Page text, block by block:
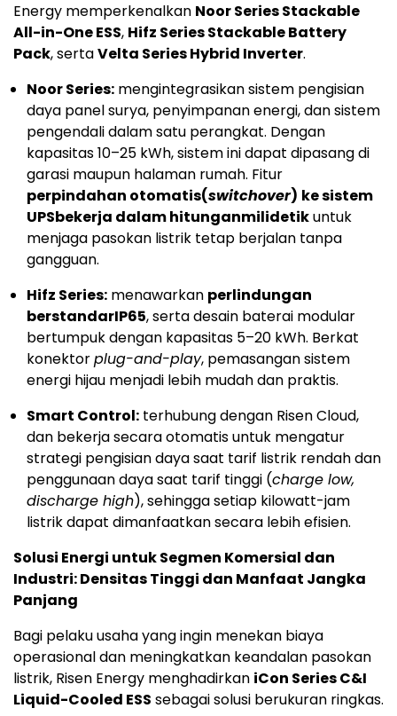
Energy memperkenalkan Noor Series Stackable
All-in-One ESS, Hifz Series Stackable Battery
Pack, sertaVelta Series Hybrid Inverter.
Noor Series: mengintegrasikan sistem pengisian
daya panel surya, penyimpanan energi, dan sistem
pengendali dalam satu perangkat. Dengan
kapasitas 10–25 kWh, sistem ini dapat dipasang di
garasi maupun halaman rumah. Fitur
perpindahan otomatis(switchover) ke sistem
UPSbekerja dalam hitunganmilidetikuntuk
menjaga pasokan listrik tetap berjalan tanpa
gangguan.
Hifz Series: menawarkan perlindungan
berstandarIP65, serta desain baterai modular
bertumpuk dengan kapasitas 5–20 kWh. Berkat
konektorplug-and-play, pemasangan sistem
energi hijau menjadi lebih mudah dan praktis.
Smart Control: terhubung dengan Risen Cloud,
dan bekerja secara otomatis untuk mengatur
strategi pengisian daya saat tarif listrik rendah dan
penggunaan daya saat tarif tinggi (charge low,
discharge high), sehingga setiap kilowatt-jam
listrik dapat dimanfaatkan secara lebih efisien.
Solusi Energi untuk Segmen Komersial dan
Industri: Densitas Tinggi dan Manfaat Jangka
Panjang
Bagi pelaku usaha yang ingin menekan biaya
operasional dan meningkatkan keandalan pasokan
listrik, Risen Energy menghadirkan iCon Series C&I
Liquid-Cooled ESS sebagai solusi berukuran ringkas.